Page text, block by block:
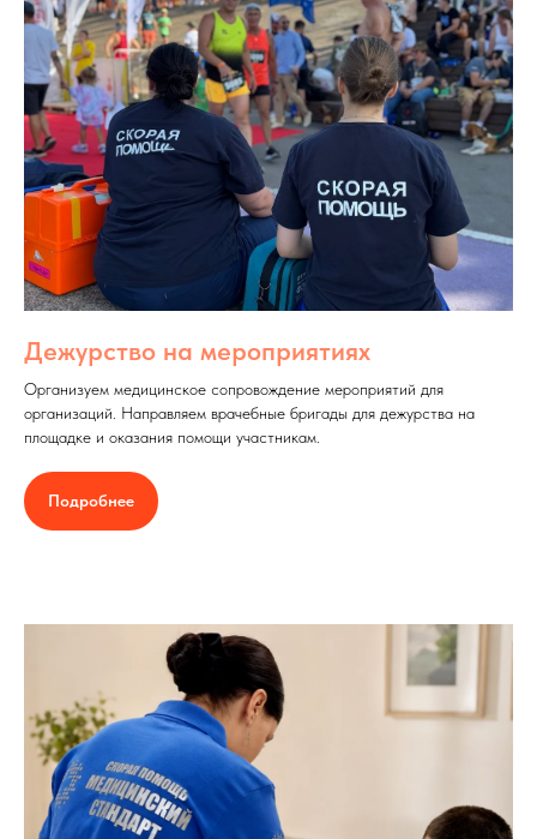
Дежурство на мероприятиях
Организуем медицинское сопровождение мероприятий для
организаций. Направляем врачебные бригады для дежурства на
площадке и оказания помощи участникам.
Подробнее